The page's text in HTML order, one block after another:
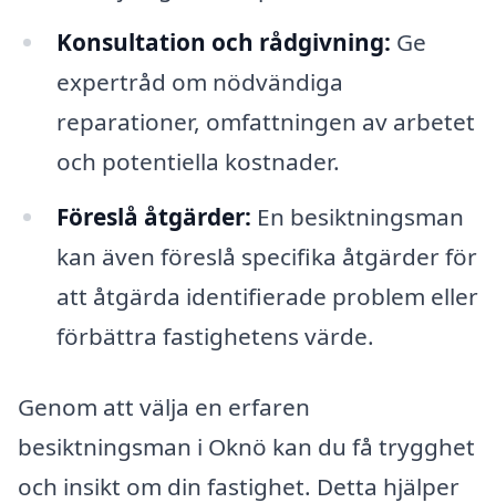
Konsultation och rådgivning: Ge
expertråd om nödvändiga
reparationer, omfattningen av arbetet
och potentiella kostnader.
Föreslå åtgärder: En besiktningsman
kan även föreslå specifika åtgärder för
att åtgärda identifierade problem eller
förbättra fastighetens värde.
Genom att välja en erfaren
besiktningsman i Oknö kan du få trygghet
och insikt om din fastighet. Detta hjälper